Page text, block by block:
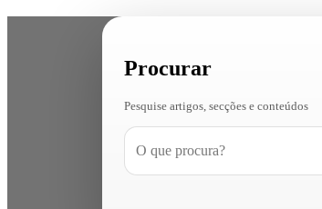
Procurar
Pesquise artigos, secções e conteúdos